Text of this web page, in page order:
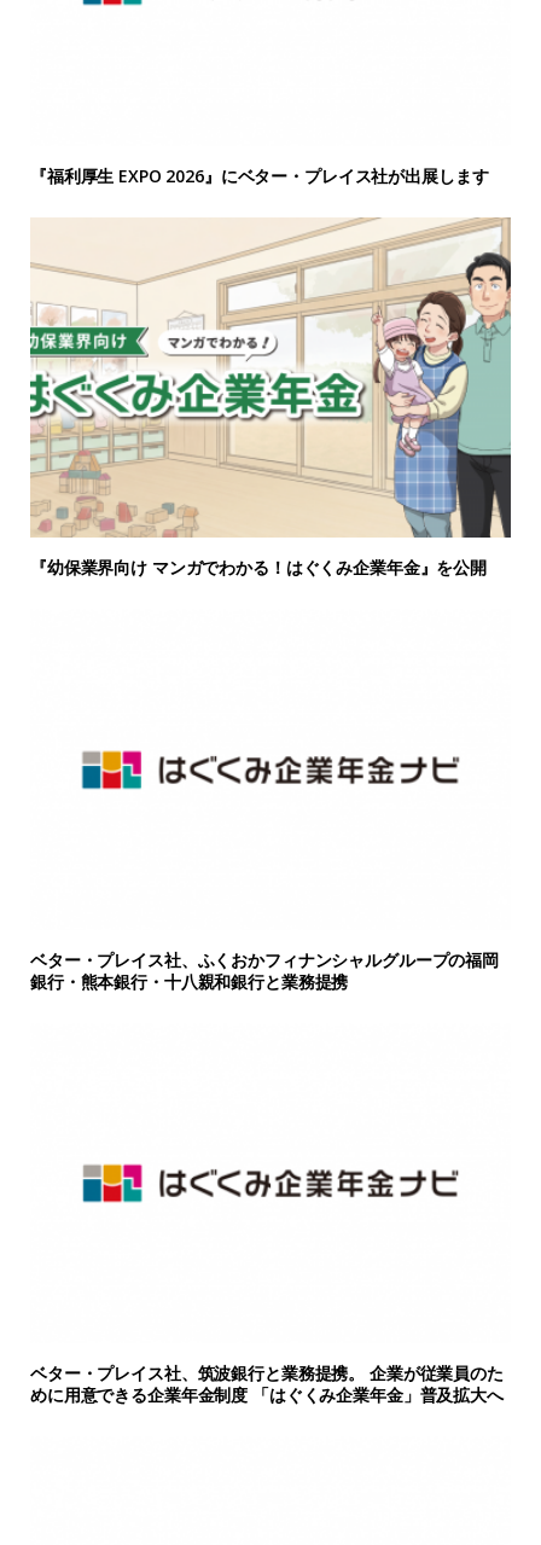
『福利厚生 EXPO 2026』にベター・プレイス社が出展します
『幼保業界向け マンガでわかる！はぐくみ企業年金』を公開
ベター・プレイス社、ふくおかフィナンシャルグループの福岡
銀行・熊本銀行・十八親和銀行と業務提携
ベター・プレイス社、筑波銀行と業務提携。 企業が従業員のた
めに用意できる企業年金制度 「はぐくみ企業年金」普及拡大へ